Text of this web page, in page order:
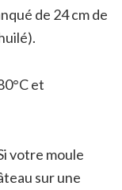
de 24 cm de
et
votre moule
sur une